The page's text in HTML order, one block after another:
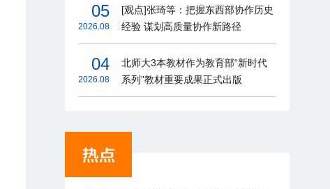
05
2026.08
[观点]张琦等：把握东西部协作历史
经验 谋划高质量协作新路径
04
2026.08
北师大3本教材作为教育部“新时代
系列”教材重要成果正式出版